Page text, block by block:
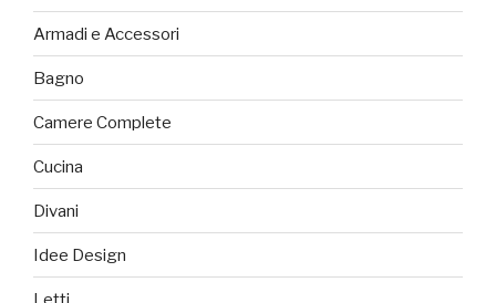
Armadi e Accessori
Bagno
Camere Complete
Cucina
Divani
Idee Design